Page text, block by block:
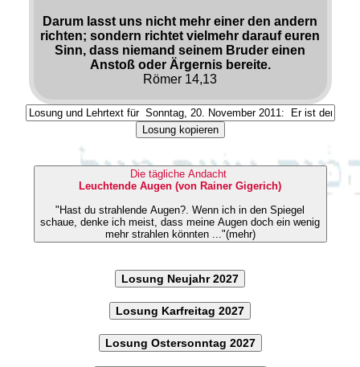
Darum lasst uns nicht mehr einer den andern
richten; sondern richtet vielmehr darauf euren
Sinn, dass niemand seinem Bruder einen
Anstoß oder Ärgernis bereite.
Römer 14,13
Losung kopieren
Die tägliche Andacht
Leuchtende Augen (von Rainer Gigerich)
"Hast du strahlende Augen?. Wenn ich in den Spiegel
schaue, denke ich meist, dass meine Augen doch ein wenig
mehr strahlen könnten ..."(mehr)
Losung Neujahr 2027
Losung Karfreitag 2027
Losung Ostersonntag 2027